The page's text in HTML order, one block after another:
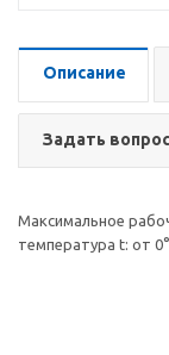
Описание
Задать вопрос
Максимальное
температура t: от